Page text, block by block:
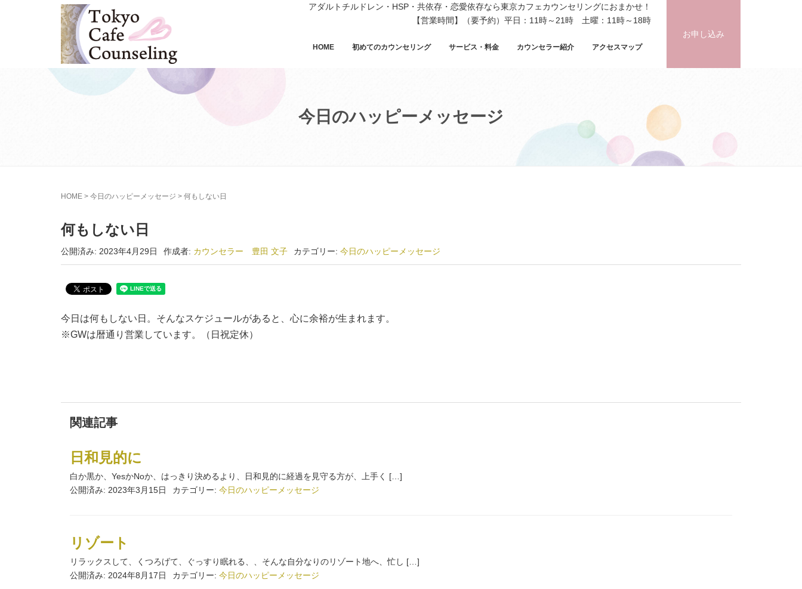
アダルトチルドレン・HSP・共依存・恋愛依存なら東京カフェカウンセリングにおまかせ！
【営業時間】（要予約）平日：11時～21時 土曜：11時～18時
HOME 初めてのカウンセリング サービス・料金 カウンセラー紹介 アクセスマップ
お申し込み
今日のハッピーメッセージ
HOME > 今日のハッピーメッセージ > 何もしない日
何もしない日
公開済み: 2023年4月29日 作成者: カウンセラー 豊田 文子 カテゴリー: 今日のハッピーメッセージ
今日は何もしない日。そんなスケジュールがあると、心に余裕が生まれます。
※GWは暦通り営業しています。（日祝定休）
関連記事
日和見的に
白か黒か、YesかNoか、はっきり決めるより、日和見的に経過を見守る方が、上手く […]
公開済み: 2023年3月15日
カテゴリー: 今日のハッピーメッセージ
リゾート
リラックスして、くつろげて、ぐっすり眠れる、、そんな自分なりのリゾート地へ、忙し […]
公開済み: 2024年8月17日
カテゴリー: 今日のハッピーメッセージ